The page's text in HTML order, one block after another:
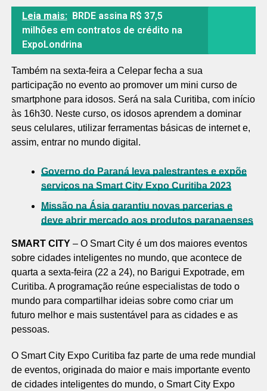
Leia mais: BRDE assina R$ 37,5
milhões em contratos de crédito na
ExpoLondrina
Também na sexta-feira a Celepar fecha a sua
participação no evento ao promover um mini curso de
smartphone para idosos. Será na sala Curitiba, com início
às 16h30. Neste curso, os idosos aprendem a dominar
seus celulares, utilizar ferramentas básicas de internet e,
assim, entrar no mundo digital.
Governo do Paraná leva palestrantes e expõe
serviços na Smart City Expo Curitiba 2023
Missão na Ásia garantiu novas parcerias e
deve abrir mercado aos produtos paranaenses
SMART CITY – O Smart City é um dos maiores eventos
sobre cidades inteligentes no mundo, que acontece de
quarta a sexta-feira (22 a 24), no Barigui Expotrade, em
Curitiba. A programação reúne especialistas de todo o
mundo para compartilhar ideias sobre como criar um
futuro melhor e mais sustentável para as cidades e as
pessoas.
O Smart City Expo Curitiba faz parte de uma rede mundial
de eventos, originada do maior e mais importante evento
de cidades inteligentes do mundo, o Smart City Expo